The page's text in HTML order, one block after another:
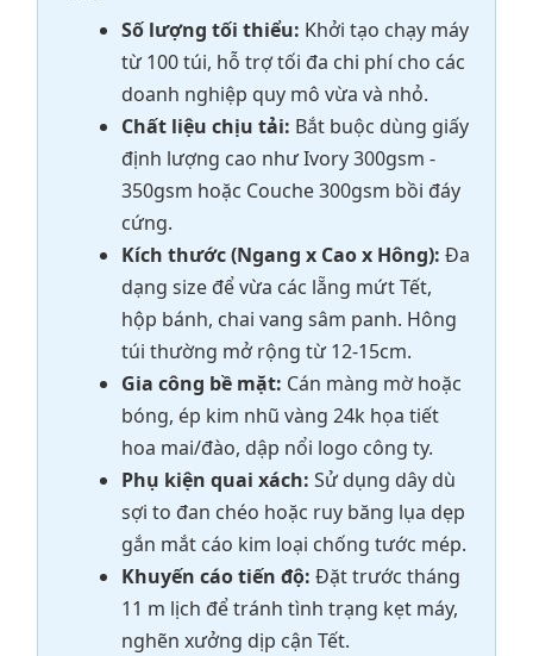
Số lượng tối thiểu: Khởi tạo chạy máy
từ 100 túi, hỗ trợ tối đa chi phí cho các
doanh nghiệp quy mô vừa và nhỏ.
Chất liệu chịu tải: Bắt buộc dùng giấy
định lượng cao như Ivory 300gsm -
350gsm hoặc Couche 300gsm bồi đáy
cứng.
Kích thước (Ngang x Cao x Hông): Đa
dạng size để vừa các lẵng mứt Tết,
hộp bánh, chai vang sâm panh. Hông
túi thường mở rộng từ 12-15cm.
Gia công bề mặt: Cán màng mờ hoặc
bóng, ép kim nhũ vàng 24k họa tiết
hoa mai/đào, dập nổi logo công ty.
Phụ kiện quai xách: Sử dụng dây dù
sợi to đan chéo hoặc ruy băng lụa dẹp
gắn mắt cáo kim loại chống tước mép.
Khuyến cáo tiến độ: Đặt trước tháng
11 m lịch để tránh tình trạng kẹt máy,
nghẽn xưởng dịp cận Tết.